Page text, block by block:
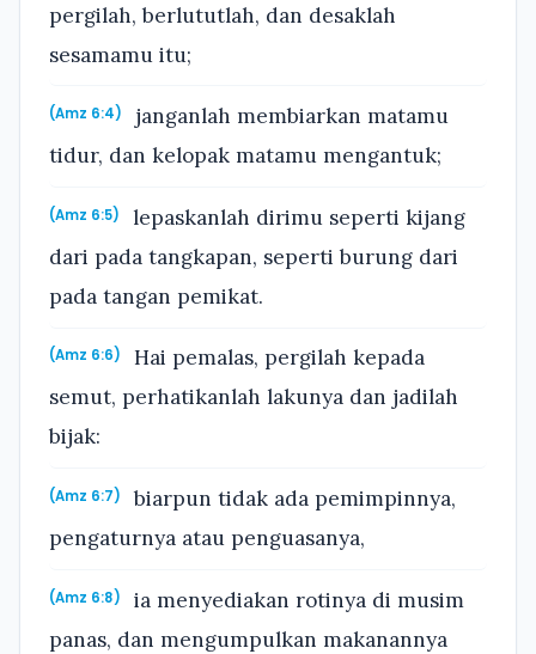
pergilah, berlututlah, dan desaklah
sesamamu itu;
(Amz 6:4)
janganlah membiarkan matamu
tidur, dan kelopak matamu mengantuk;
(Amz 6:5)
lepaskanlah dirimu seperti kijang
dari pada tangkapan, seperti burung dari
pada tangan pemikat.
(Amz 6:6)
Hai pemalas, pergilah kepada
semut, perhatikanlah lakunya dan jadilah
bijak:
(Amz 6:7)
biarpun tidak ada pemimpinnya,
pengaturnya atau penguasanya,
(Amz 6:8)
ia menyediakan rotinya di musim
panas, dan mengumpulkan makanannya